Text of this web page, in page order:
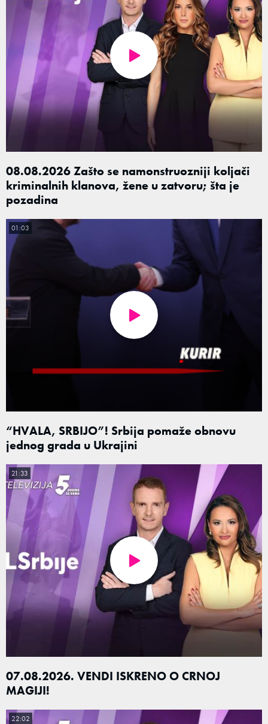
08.08.2026 Zašto se namonstruozniji koljači
kriminalnih klanova, žene u zatvoru; šta je
pozadina
“HVALA, SRBIJO”! Srbija pomaže obnovu
jednog grada u Ukrajini
01:03
07.08.2026. VENDI ISKRENO O CRNOJ
MAGIJI!
21:33
22:02